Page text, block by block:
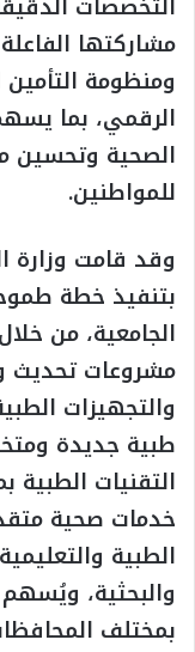
مشاركتها
ومنظومة
الرقمي، بما
الصحية وتحسين
للمواطنين.
وقد قامت وزارة
بتنفيذ خطة
مشروعات تحديث
والتجهيزات
طبية جديدة
التقنيات
خدمات صحية
الطبية
والبحثية،
بمختلف